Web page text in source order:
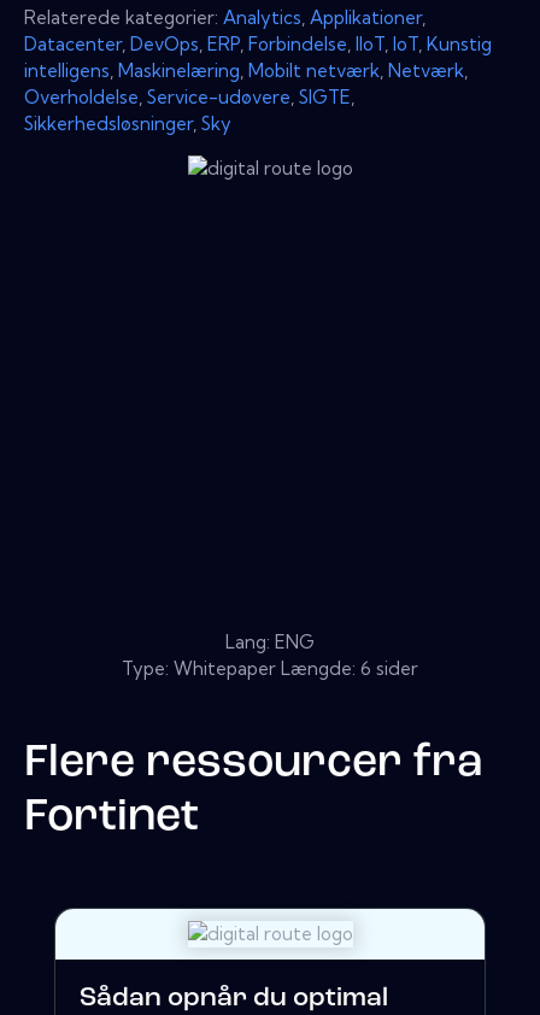
Relaterede kategorier: Analytics Applikationer,
Datacenter, DevOps ERP Forbindelse IIoT IoT Kunstig
intelligens Maskinelæring Mobilt netværk Netværk
Overholdelse Service-udøvere SIGTE
Sikkerhedsløsninger, Sky
Lang: ENG
Type: Whitepaper Længde: 6 sider
Flere ressourcer fra
Fortinet
Sådan opnår du optimal